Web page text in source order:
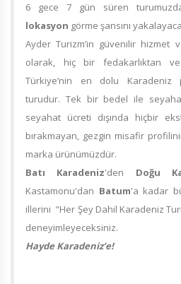
6 gece 7 gün süren
lokasyon görme şansını
Ayder Turizm’in güvenilir hizmet
olarak, hiç bir fedakarlıktan ve
Türkiye’nin en dolu Karadeniz
turudur. Tek bir bedel ile
seyahat ücreti dışında hiçbir
bırakmayan, gezgin misafir
marka ürünümüzdür.
Batı Karadeniz'den Doğu
Kastamonu'dan Batum'a kadar
illerini "Her Şey Dahil Karadeniz
deneyimleyeceksiniz.
Hayde Karadeniz’e!